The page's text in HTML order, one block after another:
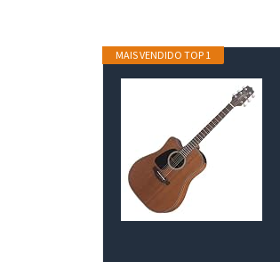
MAIS VENDIDO TOP 1